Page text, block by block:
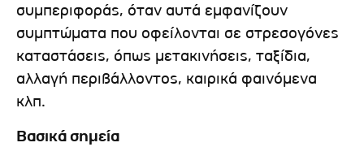
συμπεριφοράς, όταν αυτά εμφανίζουν
συμπτώματα που οφείλονται σε στρεσογόνες
καταστάσεις, όπως μετακινήσεις, ταξίδια,
αλλαγή περιβάλλοντος, καιρικά φαινόμενα
κλπ.
Bασικά σημεία